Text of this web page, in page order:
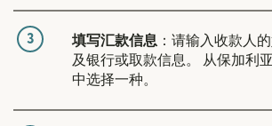
3 填写汇款信息 ：请输入收款人
及银行或取款信息。 从保加利
中选择一种。